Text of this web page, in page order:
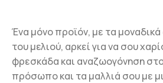
Ένα μόνο προϊόν, με τα
του μελιού, αρκεί για να σου
φρεσκάδα και αναζωογόνηση
πρόσωπο και τα μαλλιά σου με